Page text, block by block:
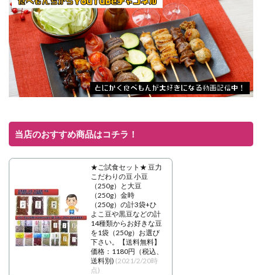
当店のおすすめ商品はコチラ！
★ご試食セット★ 豆力
こだわりの豆 小豆
（250g）と大豆
（250g）金時
（250g）の計3袋+ひ
よこ豆や黒豆などの計
14種類からお好きな豆
を1袋（250g）お選び
下さい。【送料無料】
価格：1180円（税込、
送料別) (2021/2/20時
点)